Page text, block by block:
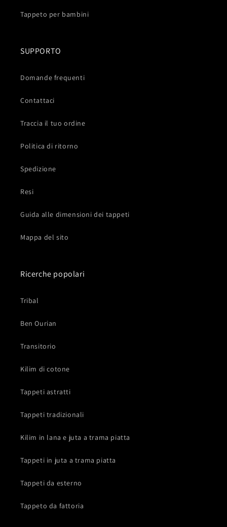
Tappeto per bambini
SUPPORTO
Domande frequenti
Contattaci
Traccia il tuo ordine
Politica di ritorno
Spedizione
Resi
Guida alle dimensioni dei tappeti
Mappa del sito
Ricerche popolari
Tribal
Ben Ourian
Transitorio
Kilim di cotone
Tappeti astratti
Tappeti tradizionali
Kilim in lana e juta a trama piatta
Tappeti in juta a trama piatta
Tappeti da esterno
Tappeto da fattoria